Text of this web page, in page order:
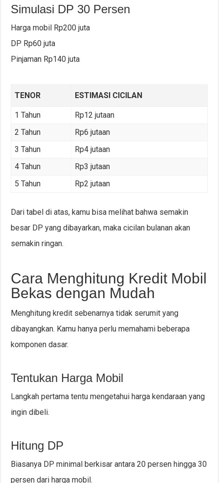
Simulasi DP 30 Persen
Harga mobil Rp200 juta
DP Rp60 juta
Pinjaman Rp140 juta
TENOR ESTIMASI CICILAN
1 Tahun
Rp12 jutaan
2 Tahun
Rp6 jutaan
3 Tahun
Rp4 jutaan
4 Tahun
Rp3 jutaan
5 Tahun
Rp2 jutaan
Dari tabel di atas, kamu bisa melihat bahwa semakin
besar DP yang dibayarkan, maka cicilan bulanan akan
semakin ringan.
Cara Menghitung Kredit Mobil
Bekas dengan Mudah
Menghitung kredit sebenarnya tidak serumit yang
dibayangkan. Kamu hanya perlu memahami beberapa
komponen dasar.
Tentukan Harga Mobil
Langkah pertama tentu mengetahui harga kendaraan yang
ingin dibeli.
Hitung DP
Biasanya DP minimal berkisar antara 20 persen hingga 30
persen dari harga mobil.